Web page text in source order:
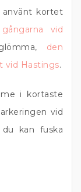
använt kortet
vid
den
vid Hastings.
i kortaste
vid
kan fuska